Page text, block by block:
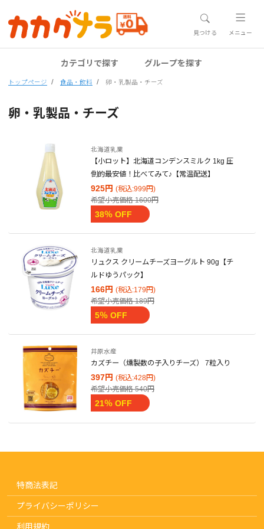
見つける メニュー
カテゴリで探す グループを探す
トップページ 食品・飲料 卵・乳製品・チーズ
卵・乳製品・チーズ
北海道乳業
【小ロット】北海道コンデンスミルク 1kg 圧
倒的最安値！比べてみて♪【常温配送】
925円 (税込:999円)
希望小売価格1600円
38％ OFF
北海道乳業
リュクス クリームチーズヨーグルト 90g【チ
ルドゆうパック】
166円 (税込:179円)
希望小売価格189円
5％ OFF
井原水産
カズチー（燻製数の子入りチーズ） 7粒入り
397円 (税込:428円)
希望小売価格540円
21％ OFF
特商法表記
プライバシーポリシー
利用規約